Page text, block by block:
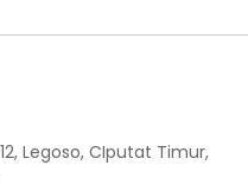
Legoso, CIputat Timur,